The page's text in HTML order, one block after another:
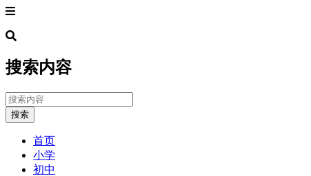
搜索内容
搜索
首页
小学
初中